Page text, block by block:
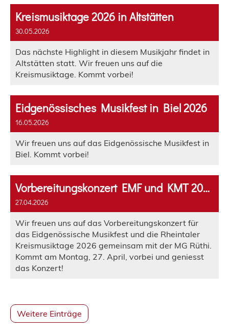
Kreismusiktage 2026 in Altstätten
30.05.2026
Das nächste Highlight in diesem Musikjahr findet in
Altstätten statt. Wir freuen uns auf die
Kreismusiktage. Kommt vorbei!
Eidgenössisches Musikfest in Biel 2026
16.05.2026
Wir freuen uns auf das Eidgenössische Musikfest in
Biel. Kommt vorbei!
Vorbereitungskonzert EMF und KMT 2026
27.04.2026
Wir freuen uns auf das Vorbereitungskonzert für
das Eidgenössische Musikfest und die Rheintaler
Kreismusiktage 2026 gemeinsam mit der MG Rüthi.
Kommt am Montag, 27. April, vorbei und geniesst
das Konzert!
Weitere Einträge